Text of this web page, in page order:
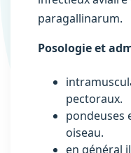
paragallinarum.
Posologie et
pectoraux.
pondeuses
oiseau.
en général